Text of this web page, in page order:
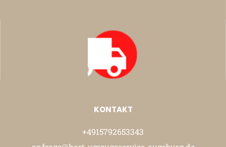
KONTAKT
+4915792653343